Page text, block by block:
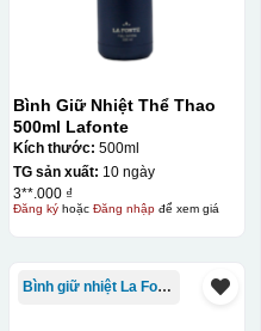
Bình Giữ Nhiệt Thể Thao
500ml Lafonte
Kích thước: 500ml
TG sản xuất: 10 ngày
3**.000 ₫
Đăng kýhoặc Đăng nhậpđể xem giá
Bình giữ nhiệt La Fonte